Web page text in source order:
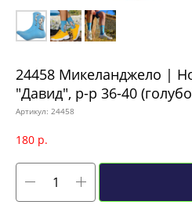
24458 Микеланджело |
"Давид", р-р 36-40
Артикул: 24458
180 р.